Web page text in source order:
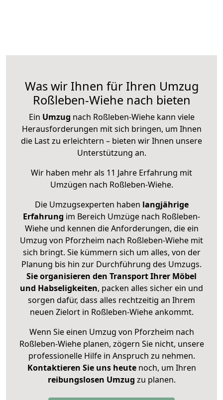
Was wir Ihnen für Ihren Umzug
Roßleben-Wiehe nach bieten
Ein Umzug nach Roßleben-Wiehe kann viele
Herausforderungen mit sich bringen, um Ihnen
die Last zu erleichtern – bieten wir Ihnen unsere
Unterstützung an.
Wir haben mehr als 11 Jahre Erfahrung mit
Umzügen nach Roßleben-Wiehe.
Die Umzugsexperten haben langjährige
Erfahrung im Bereich Umzüge nach Roßleben-
Wiehe und kennen die Anforderungen, die ein
Umzug von Pforzheim nach Roßleben-Wiehe mit
sich bringt. Sie kümmern sich um alles, von der
Planung bis hin zur Durchführung des Umzugs.
Sie organisieren den Transport Ihrer Möbel
und Habseligkeiten, packen alles sicher ein und
sorgen dafür, dass alles rechtzeitig an Ihrem
neuen Zielort in Roßleben-Wiehe ankommt.
Wenn Sie einen Umzug von Pforzheim nach
Roßleben-Wiehe planen, zögern Sie nicht, unsere
professionelle Hilfe in Anspruch zu nehmen.
Kontaktieren Sie uns heutenoch, um Ihren
reibungslosen Umzug zu planen.